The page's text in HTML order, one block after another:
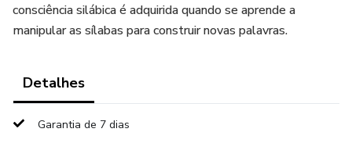
consciência silábica é adquirida quando se aprende a
manipular as sílabas para construir novas palavras.
Detalhes
Garantia de 7 dias